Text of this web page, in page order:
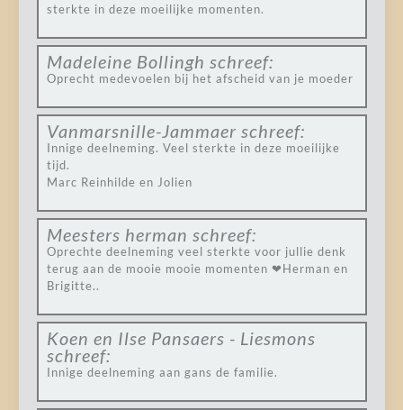
sterkte in deze moeilijke momenten.
Madeleine Bollingh schreef:
Oprecht medevoelen bij het afscheid van je moeder
Vanmarsnille-Jammaer schreef:
Innige deelneming. Veel sterkte in deze moeilijke
tijd.
Marc Reinhilde en Jolien
Meesters herman schreef:
Oprechte deelneming veel sterkte voor jullie denk
terug aan de mooie mooie momenten ❤Herman en
Brigitte..
Koen en Ilse Pansaers - Liesmons
schreef:
Innige deelneming aan gans de familie.